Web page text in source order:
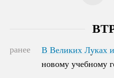
ранее
В Великих Луках
новому учебному
В Великих Луках
новому учебному